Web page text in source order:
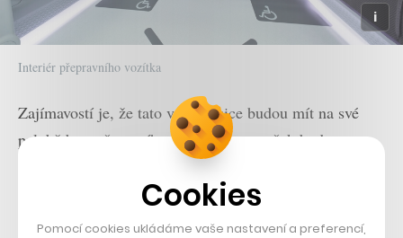
Interiér přepravního vozítka
Zajímavostí je, že tato vozidla sice budou mít na své
palubě bezpečnostního operátora, ten však bude na
automobil pouze dohlížet. Samotné řízení vozu má na
starosti autonomní systém využívající kamery, lidar a
softwarovou a 3D mapovací řídicí jednotku.
Cookies
Pomocí cookies ukládáme vaše nastavení a preferencí,